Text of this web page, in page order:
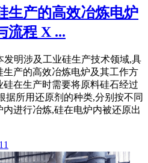
生产的高效冶炼电炉
流程 X ...
发明涉及工业硅生产技术领域,具
产的高效冶炼电炉及其工作方
硅在生产时需要将原料硅石经过
据所用还原剂的种类,分别按不同
进行冶炼,硅在电炉内被还原出